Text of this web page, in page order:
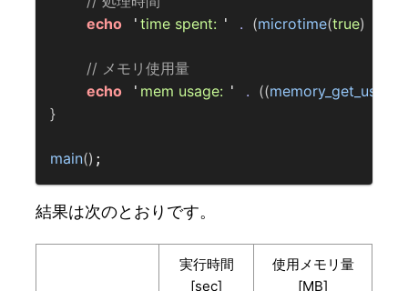
echo ' time spent: ' . (microtime(true)
// メモリ使用量
echo ' mem usage: ' . ((memory_get_usage
}
main()
結果は次のとおりです。
実行時間
[sec]
使用メモリ量
[MB]